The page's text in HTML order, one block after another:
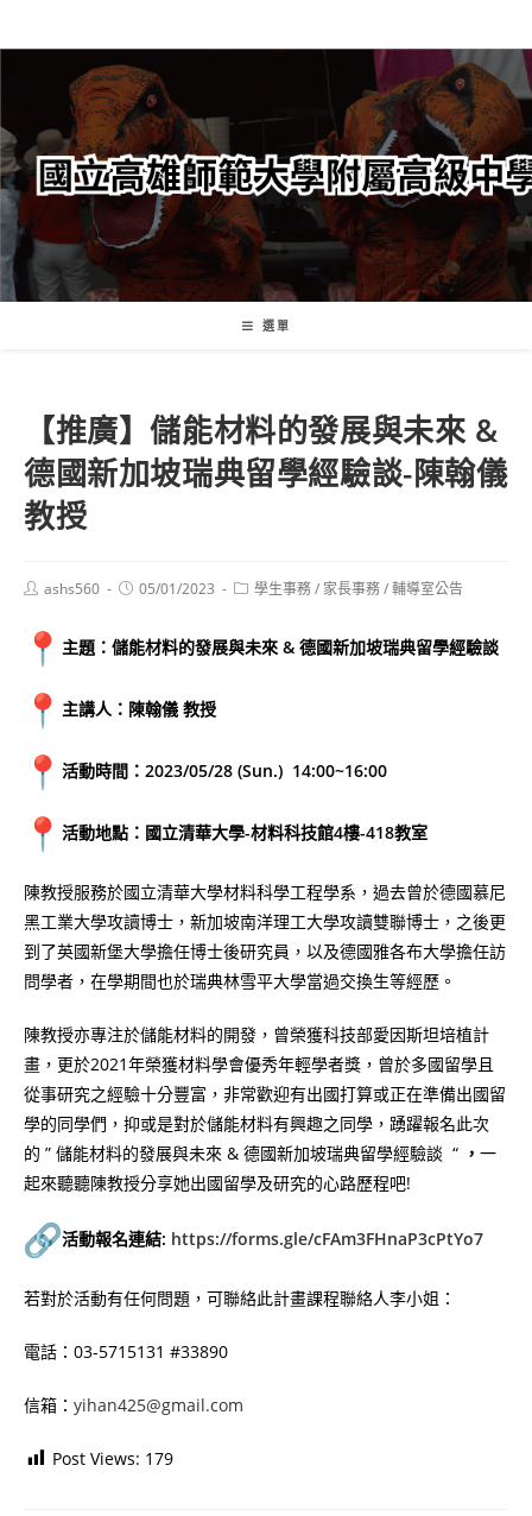
轉
要
內
容
選單
【推廣】儲能材料的發展與未來 &
德國新加坡瑞典留學經驗談-陳翰儀
教授
Postashs560
Post05/01/2023
Post學生事務/ 家長事務/輔導室公告
主題：儲能材料的發展與未來 & 德國新加坡瑞典留學經驗談
主講人：陳翰儀 教授
活動時間：2023/05/28 (Sun.) 14:00~16:00
活動地點：國立清華大學-材料科技館4樓-418教室
陳教授服務於國立清華大學材料科學工程學系，過去曾於德國慕尼
黑工業大學攻讀博士，新加坡南洋理工大學攻讀雙聯博士，之後更
到了英國新堡大學擔任博士後研究員，以及德國雅各布大學擔任訪
問學者，在學期間也於瑞典林雪平大學當過交換生等經歷。
陳教授亦專注於儲能材料的開發，曾榮獲科技部愛因斯坦培植計
畫，更於2021年榮獲材料學會優秀年輕學者獎，曾於多國留學且
從事研究之經驗十分豐富，非常歡迎有出國打算或正在準備出國留
學的同學們，抑或是對於儲能材料有興趣之同學，踴躍報名此次
的 ” 儲能材料的發展與未來 & 德國新加坡瑞典留學經驗談 “ ， 一
起來聽聽陳教授分享她出國留學及研究的心路歷程吧!
活動報名連結: https://forms.gle/cFAm3FHnaP3cPtYo7
若對於活動有任何問題，可聯絡此計畫課程聯絡人李小姐：
電話：03-5715131 #33890
信箱： yihan425@gmail.com
Post Views: 179